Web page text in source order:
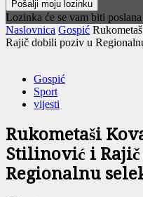
Lozinka će se vam biti
Naslovnica Gospić
Rajič dobili poziv u
Gospić
Sport
vijesti
Rukometaši
Stilinović i
Regionalnu